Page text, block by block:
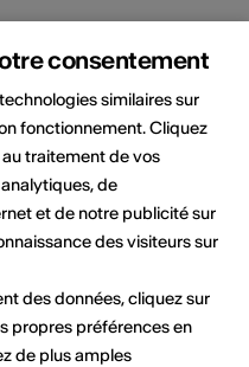
acteurs culturels,
responsables
responsables
culturelle, toute
intéressée
consentement
similaires sur
fonctionnement. Cliquez
traitement de vos
de
et de notre publicité sur
des visiteurs sur
des données, cliquez sur
propres préférences en
de plus amples